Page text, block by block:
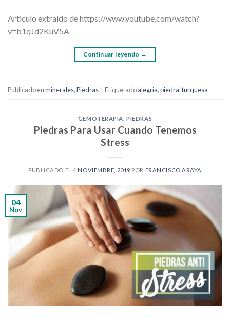
Articulo extraido de https://www.youtube.com/watch?
v=b1qJd2KuV5A
Continuar leyendo →
Publicado enminerales,Piedras Etiquetadoalegria,piedra,turquesa
GEMOTERAPIA ,PIEDRAS
Piedras Para Usar Cuando Tenemos
Stress
PUBLICADO EL4 NOVIEMBRE, 2019 POR FRANCISCO ARAYA
04
Nov